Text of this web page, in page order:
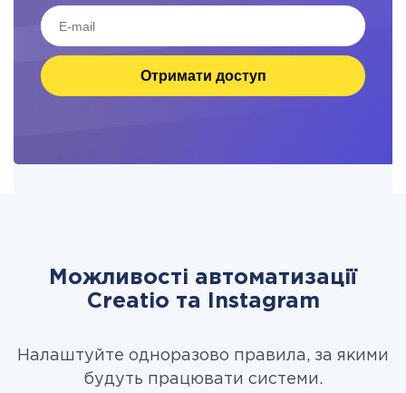
Отримати доступ
Можливості автоматизації
Creatio та Instagram
Налаштуйте одноразово правила, за якими
будуть працювати системи.